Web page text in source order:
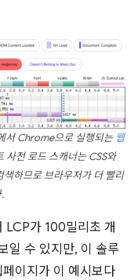
서 Chrome으로 실행되는 웹
전 로드 스캐너는 CSS와
하므로 브라우저가 더 빨리
LCP가 100밀리초 개
일 수 있지만, 이 솔루
이지가 이 예시보다